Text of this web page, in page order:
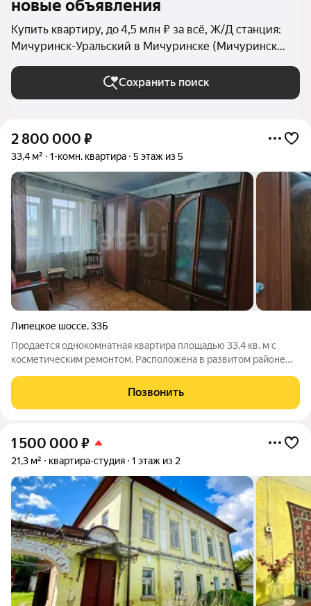
новые объявления
Купить квартиру, до 4,5 млн ₽ за всё, Ж/Д станция:
Мичуринск-Уральский в Мичуринске (Мичуринск
(городской округ))
Сохранить поиск
2 800 000 ₽
33,4 м² 1-комн. квартира 5 этаж из 5
Липецкое шоссе,33Б
Продается однокомнатная квартира площадью 33,4 кв. м с
косметическим ремонтом. Расположена в развитом районе
звукоизоляцию и сохранение тепла. Квартира принадлежит
единственному собственнику, что
Позвонить
1 500 000 ₽
21,3 м² квартира-студия 1 этаж из 2